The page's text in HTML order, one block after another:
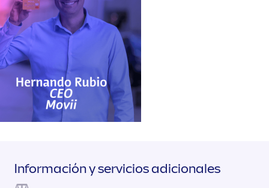
Información y servicios adicionales